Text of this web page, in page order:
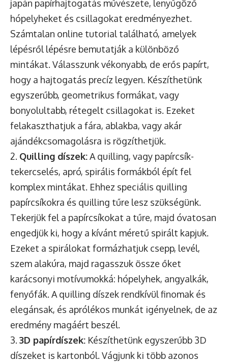
japán papírhajtogatás művészete, lenyűgöző
hópelyheket és csillagokat eredményezhet.
Számtalan online tutorial található, amelyek
lépésről lépésre bemutatják a különböző
mintákat. Válasszunk vékonyabb, de erős papírt,
hogy a hajtogatás precíz legyen. Készíthetünk
egyszerűbb, geometrikus formákat, vagy
bonyolultabb, rétegelt csillagokat is. Ezeket
felakaszthatjuk a fára, ablakba, vagy akár
ajándékcsomagolásra is rögzíthetjük.
2. Quilling díszek:A quilling, vagy papírcsík-
tekercselés, apró, spirális formákból épít fel
komplex mintákat. Ehhez speciális quilling
papírcsíkokra és quilling tűre lesz szükségünk.
Tekerjük fel a papírcsíkokat a tűre, majd óvatosan
engedjük ki, hogy a kívánt méretű spirált kapjuk.
Ezeket a spirálokat formázhatjuk csepp, levél,
szem alakúra, majd ragasszuk össze őket
karácsonyi motívumokká: hópelyhek, angyalkák,
fenyőfák. A quilling díszek rendkívül finomak és
elegánsak, és aprólékos munkát igényelnek, de az
eredmény magáért beszél.
3. 3D papírdíszek: Készíthetünk egyszerűbb 3D
díszeket is kartonból. Vágjunk ki több azonos